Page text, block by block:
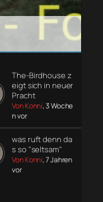
The-Birdhouse z
eigt sich in neuer
Pracht
Von Konni, 3 Woche
n vor
was ruft denn da
s so "seltsam"
Von Konni, 7 Jahren
vor